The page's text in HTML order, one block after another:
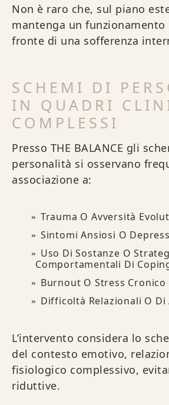
Non è raro che, sul piano
mantenga un funzionamento
fronte di una sofferenza
SCHEMI DI
IN QUADRI
COMPLESSI
Presso THE BALANCE gli
personalità si osservano
associazione a:
Trauma O Avversità
Sintomi Ansiosi O
Uso Di Sostanze O
Comportamentali Di
Burnout O Stress Cronico
Difficoltà Relazionali O
L’intervento considera lo
del contesto emotivo,
fisiologico complessivo,
riduttive.